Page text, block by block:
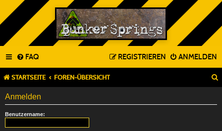
FAQ ANMELDEN
REGISTRIEREN
STARTSEITE FOREN-ÜBERSICHT
Anmelden
Benutzername: